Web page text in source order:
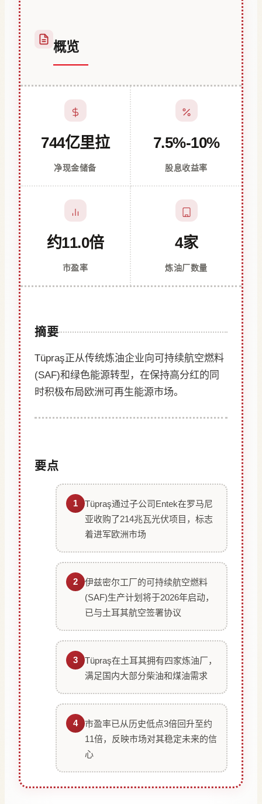
概览
744亿里拉
净现金储备
7.5%-10%
股息收益率
约11.0倍
市盈率
4家
炼油厂数量
摘要
Tüpraş正从传统炼油企业向可持续航空燃料
(SAF)和绿色能源转型，在保持高分红的同
时积极布局欧洲可再生能源市场。
要点
1
Tüpraş通过子公司Entek在罗马尼
亚收购了214兆瓦光伏项目，标志
着进军欧洲市场
2
伊兹密尔工厂的可持续航空燃料
(SAF)生产计划将于2026年启动，
已与土耳其航空签署协议
3
Tüpraş在土耳其拥有四家炼油厂，
满足国内大部分柴油和煤油需求
4
市盈率已从历史低点3倍回升至约
11倍，反映市场对其稳定未来的信
心